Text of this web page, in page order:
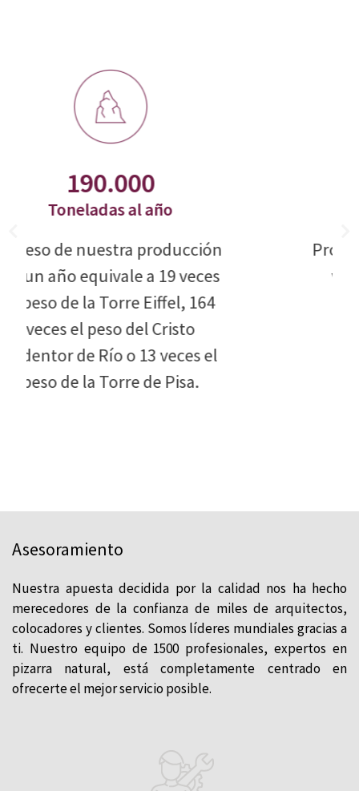
Vueltas a la tierra al año
Producimos pizarra para dar la
vuelta al planeta casi dos
veces completas al año.
Asesoramiento
Nuestra apuesta decidida por la calidad nos ha hecho
merecedores de la confianza de miles de arquitectos,
colocadores y clientes. Somos líderes mundiales gracias a
ti. Nuestro equipo de 1500 profesionales, expertos en
pizarra natural, está completamente centrado en
ofrecerte el mejor servicio posible.